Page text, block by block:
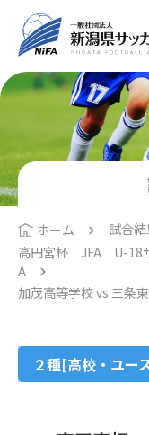
ホーム
試合
高円宮杯 JFA U-18
A
加茂高等学校 vs 三条
２種[高校・ユー